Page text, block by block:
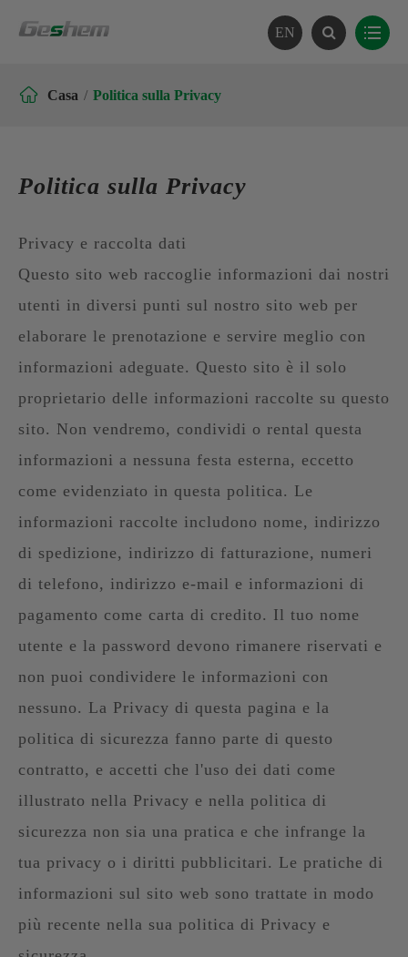
EN
 Casa Politica sulla Privacy
Politica sulla Privacy
Privacy e raccolta dati
Questo sito web raccoglie informazioni dai nostri
utenti in diversi punti sul nostro sito web per
elaborare le prenotazione e servire meglio con
informazioni adeguate. Questo sito è il solo
proprietario delle informazioni raccolte su questo
sito. Non vendremo, condividi o rental questa
informazioni a nessuna festa esterna, eccetto
come evidenziato in questa politica. Le
informazioni raccolte includono nome, indirizzo
di spedizione, indirizzo di fatturazione, numeri
di telefono, indirizzo e-mail e informazioni di
pagamento come carta di credito. Il tuo nome
utente e la password devono rimanere riservati e
non puoi condividere le informazioni con
nessuno. La Privacy di questa pagina e la
politica di sicurezza fanno parte di questo
contratto, e accetti che l'uso dei dati come
illustrato nella Privacy e nella politica di
sicurezza non sia una pratica e che infrange la
tua privacy o i diritti pubblicitari. Le pratiche di
informazioni sul sito web sono trattate in modo
più recente nella sua politica di Privacy e